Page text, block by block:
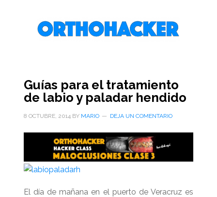
Guías para el tratamiento
de labio y paladar hendido
8 OCTUBRE, 2014BY MARIO DEJA UN COMENTARIO
El día de mañana en el puerto de Veracruz es